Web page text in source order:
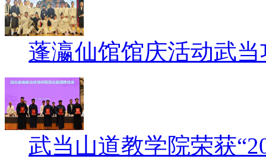
蓬瀛仙馆馆庆活动武
武当山道教学院荣获